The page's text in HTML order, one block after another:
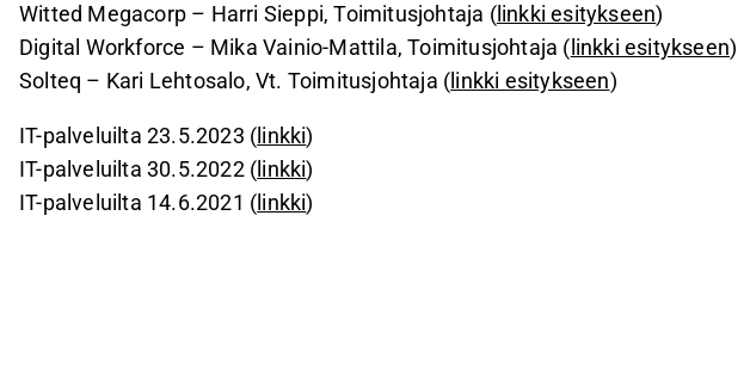
Witted Megacorp – Harri Sieppi, Toimitusjohtaja (linkki esitykseen)
Digital Workforce – Mika Vainio-Mattila, Toimitusjohtaja ( linkki esitykseen)
Solteq – Kari Lehtosalo, Vt. Toimitusjohtaja ( linkki esitykseen)
IT-palveluilta 23.5.2023 ( linkki)
IT-palveluilta 30.5.2022 ( linkki)
IT-palveluilta 14.6.2021 ( linkki)